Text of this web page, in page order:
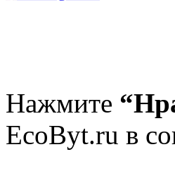
Нажмите
EcoByt.ru в